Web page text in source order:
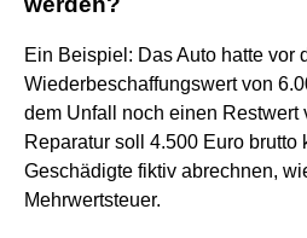
Ein Beispiel: Das Auto hatte vor
Wiederbeschaffungswert von
dem Unfall noch einen Restwert
Reparatur soll 4.500 Euro brutto
Geschädigte fiktiv abrechnen,
Mehrwertsteuer.